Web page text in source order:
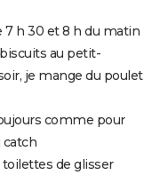
7 h 30 et 8 h du matin
au petit-
je mange du poulet
comme pour
catch
de glisser